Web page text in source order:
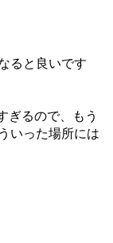
ると良いです
ぎるので、もう
いった場所には